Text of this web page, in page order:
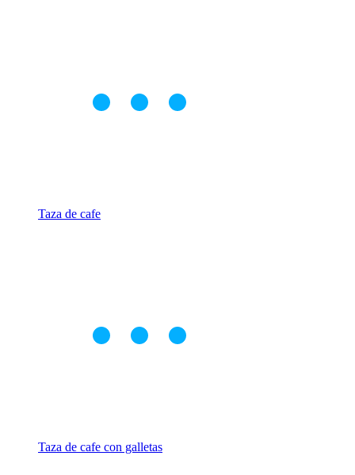
Taza de cafe
Taza de cafe con galletas